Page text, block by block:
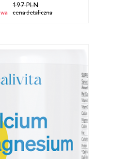
197 PLN
cena detaliczna